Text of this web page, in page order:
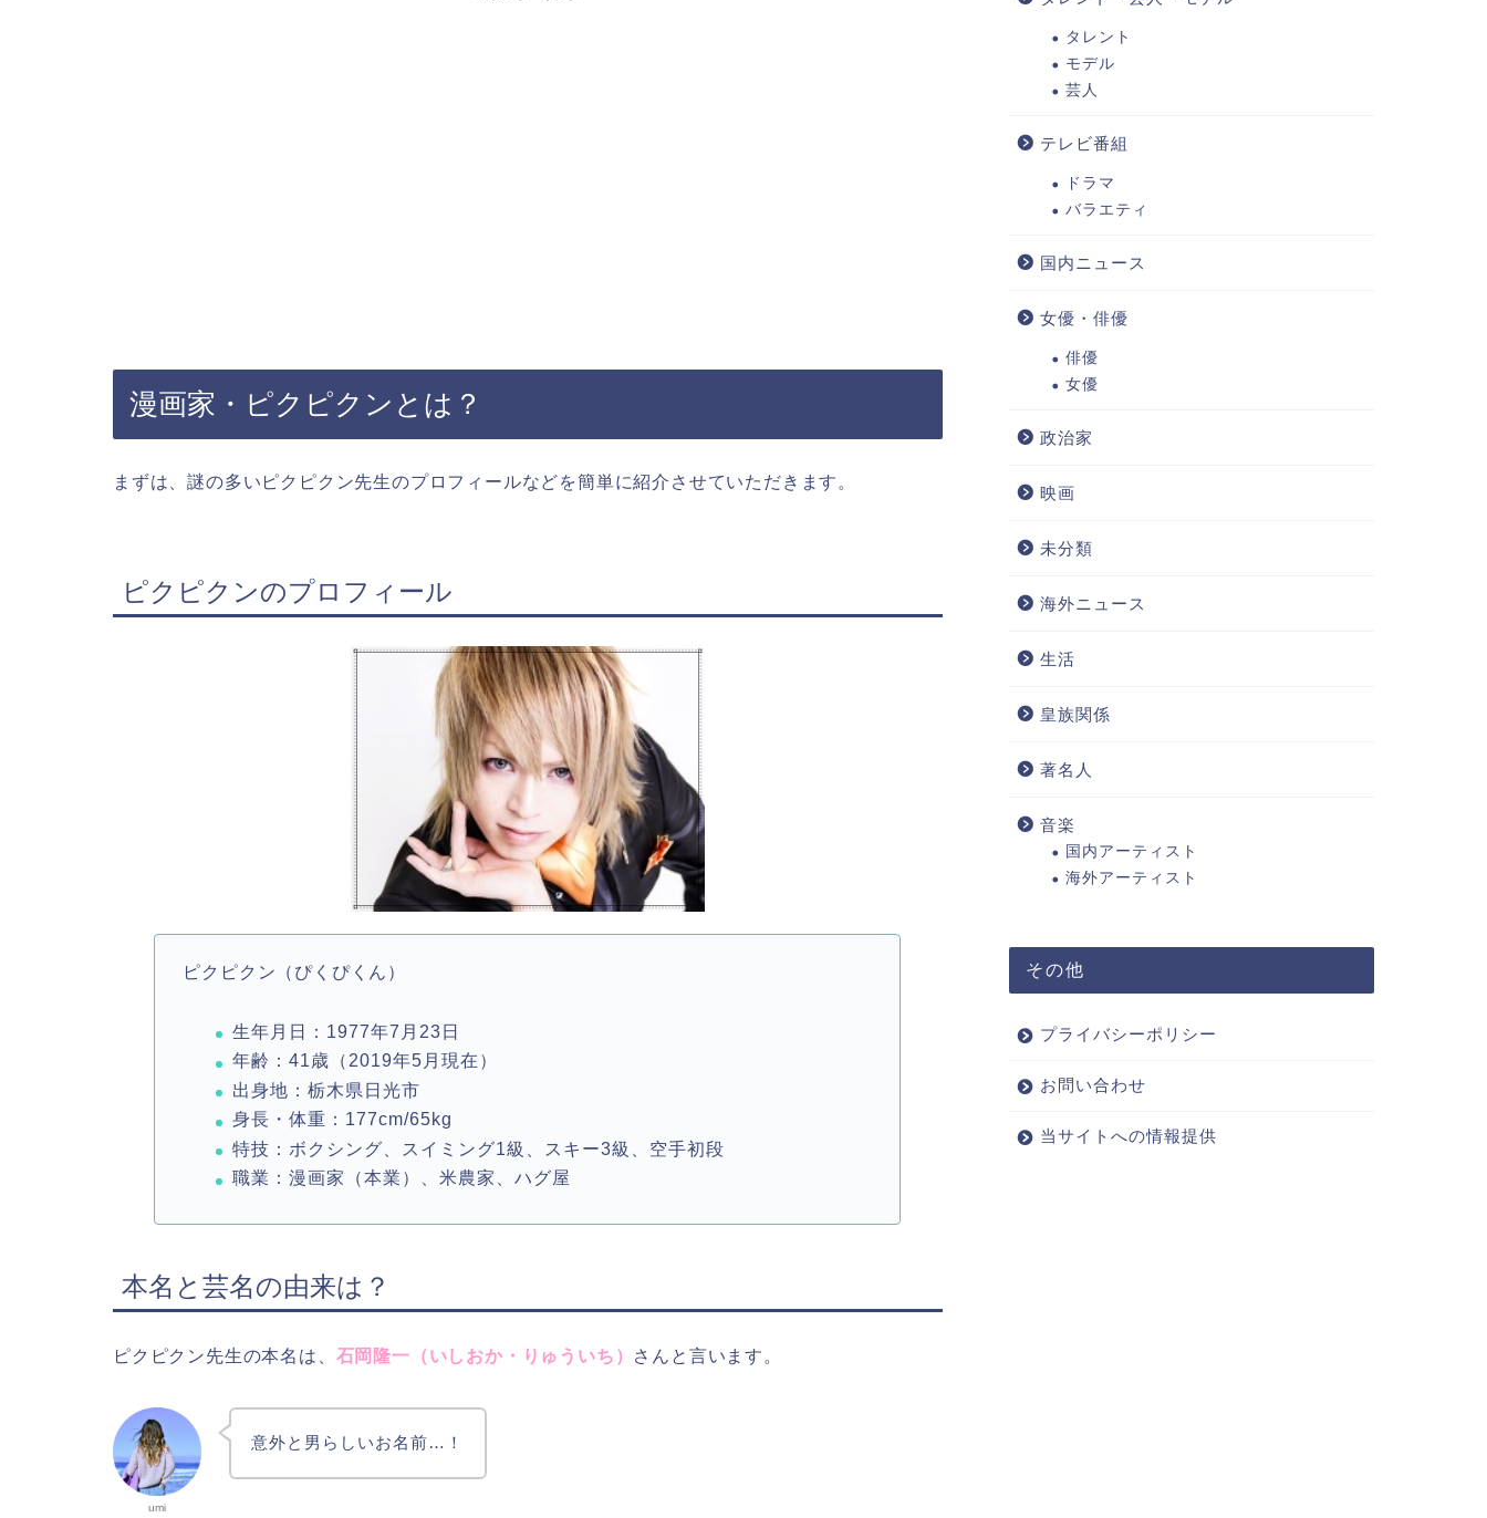
漫画家・ピクピクンとは？
まずは、謎の多いピクピクン先生のプロフィールなどを簡単に紹介させていただきます。
ピクピクンのプロフィール
ピクピクン（ぴくぴくん）
生年月日：1977年7月23日
年齢：41歳（2019年5月現在）
出身地：栃木県日光市
身長・体重：177cm/65kg
特技：ボクシング、スイミング1級、スキー3級、空手初段
職業：漫画家（本業）、米農家、ハグ屋
本名と芸名の由来は？
ピクピクン先生の本名は、 石岡隆一（いしおか・りゅういち） さんと言います。
umi
意外と男らしいお名前…！
タレント
モデル
芸人
テレビ番組
ドラマ
バラエティ
国内ニュース
女優・俳優
俳優
女優
政治家
映画
未分類
海外ニュース
生活
皇族関係
著名人
音楽
国内アーティスト
海外アーティスト
その他
プライバシーポリシー
お問い合わせ
当サイトへの情報提供